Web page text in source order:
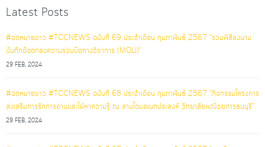
Latest Posts
#จดหมายข่าว #TCCNEWS ฉบับที่ 69 ประจำเดือน กุมภาพันธ์ 2567 "ร่วมพิธีลงนาม
บันทึกข้อตกลงความร่วมมือทางวิชาการ (MOU)"
29 FEB, 2024
#จดหมายข่าว #TCCNEWS ฉบับที่ 68 ประจำเดือน กุมภาพันธ์ 2567 "กิจกรรมโครงการ
ส่งเสริมการรักการอ่านและใฝ่หาความรู้ ณ ลานโดมอเนกประสงค์ วิทยาลัยพณิชยการธนบุรี"
29 FEB, 2024